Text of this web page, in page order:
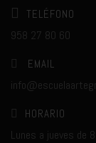
TELÉFONO
958 27 80 60
EMAIL
HORARIO
Lunes a jueves de